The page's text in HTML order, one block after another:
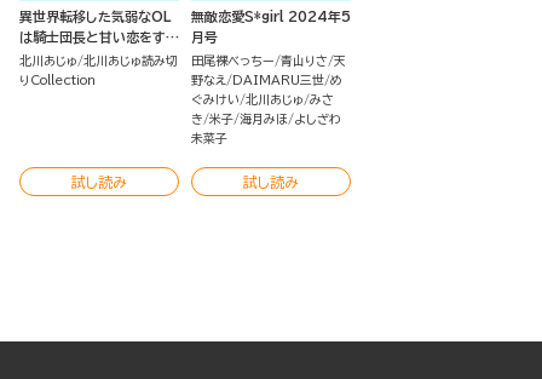
異世界転移した気弱なOL
は騎士団長と甘い恋をする
（単話版）
北川あじゅ 北川あじゅ読み切
りCollection
試し読み
無敵恋愛S*girl 2024年5
月号
田尾裸べっちー 青山りさ 天
野なえ
DAIMARU三世 め
ぐみけい 北川あじゅ みさ
き 米子 海月みほ
よしざわ
未菜子
試し読み